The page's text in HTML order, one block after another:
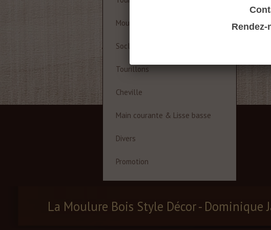
Moulures à cadre
Socles
Tourillons
Cheville
Main courante & Lisse basse
Divers
Promotion
La Moulure Bois Style Décor - Dominique